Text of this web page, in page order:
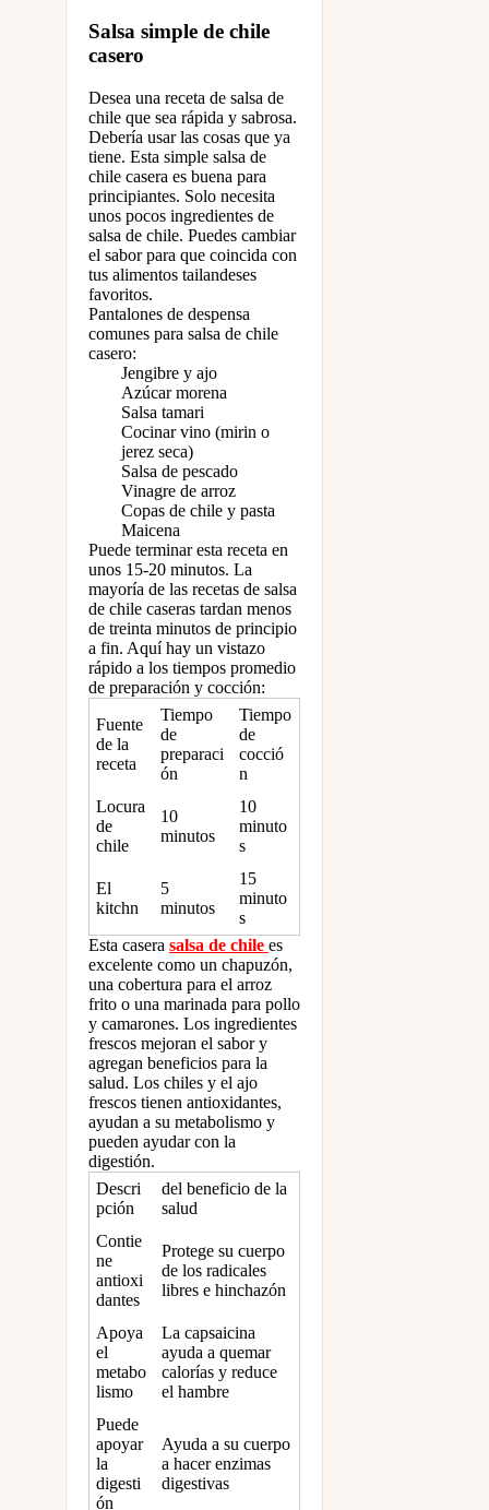
Salsa simple de chile
casero
Desea una receta de salsa de
chile que sea rápida y sabrosa.
Debería usar las cosas que ya
tiene. Esta simple salsa de
chile casera es buena para
principiantes. Solo necesita
unos pocos ingredientes de
salsa de chile. Puedes cambiar
el sabor para que coincida con
tus alimentos tailandeses
favoritos.
Pantalones de despensa
comunes para salsa de chile
casero:
Jengibre y ajo
Azúcar morena
Salsa tamari
Cocinar vino (mirin o
jerez seca)
Salsa de pescado
Vinagre de arroz
Copas de chile y pasta
Maicena
Puede terminar esta receta en
unos 15-20 minutos. La
mayoría de las recetas de salsa
de chile caseras tardan menos
de treinta minutos de principio
a fin. Aquí hay un vistazo
rápido a los tiempos promedio
de preparación y cocción:
Fuente
de la
receta
Tiempo
de
preparaci
ón
Tiempo
de
cocció
n
Locura
de
chile
10
minutos
10
minuto
s
El
kitchn
5
minutos
15
minuto
s
Esta casera salsa de chile es
excelente como un chapuzón,
una cobertura para el arroz
frito o una marinada para pollo
y camarones. Los ingredientes
frescos mejoran el sabor y
agregan beneficios para la
salud. Los chiles y el ajo
frescos tienen antioxidantes,
ayudan a su metabolismo y
pueden ayudar con la
digestión.
Descri
pción
del beneficio de la
salud
Contie
ne
antioxi
dantes
Protege su cuerpo
de los radicales
libres e hinchazón
Apoya
el
metabo
lismo
La capsaicina
ayuda a quemar
calorías y reduce
el hambre
Puede
apoyar
la
digesti
ón
Ayuda a su cuerpo
a hacer enzimas
digestivas